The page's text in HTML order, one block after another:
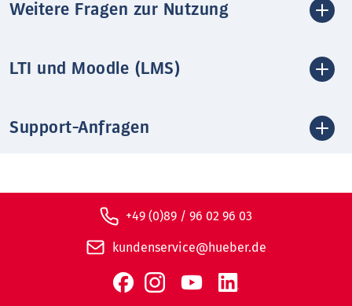
Weitere Fragen zur Nutzung
LTI und Moodle (LMS)
Support-Anfragen
+49 (0)89 / 96 02 96 03
kundenservice@hueber.de